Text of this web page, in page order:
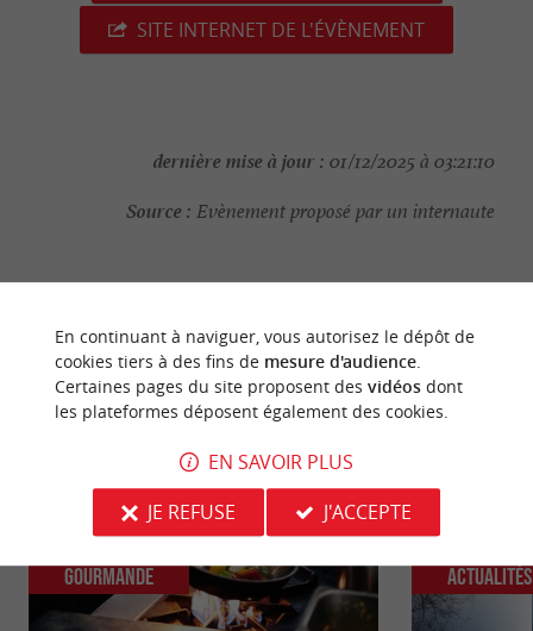
SITE INTERNET DE L'ÉVÈNEMENT
dernière mise à jour : 01/12/2025 à 03:21:10
Source : Evènement proposé par un internaute
NOUS AVONS TESTÉPOUR VOUS
Gourmande Actualités
En continuant à naviguer, vous autorisez le dépôt de
cookies tiers à des fins de mesure d'audience.
Certaines pages du site proposent des vidéosdont
les plateformes déposent également des cookies.
EN SAVOIR PLUS
JE REFUSE
J'ACCEPTE